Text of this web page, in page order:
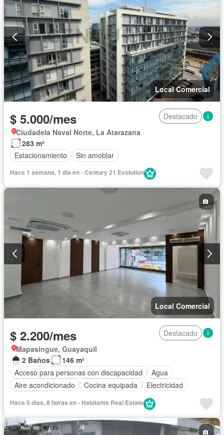
Local Comercial
$ 5.000/mes
Destacado
Ciudadela Naval Norte, La Atarazana
283 m²
Estacionamiento
Sin amoblar
Hace 1 semana, 1 día en - Century 21 Evolution
Local Comercial
$ 2.200/mes
Destacado
Mapasingue, Guayaquil
2 Baños
146 m²
Acceso para personas con discapacidad
Agua
Aire acondicionado
Cocina equipada
Electricidad
Hace 5 días, 8 horas en - Habitants Real Estate